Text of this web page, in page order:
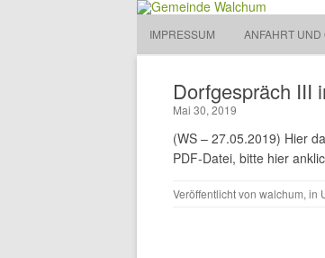
Gemeinde Walchum
IMPRESSUM ANFAHRT UND
Dorfgespräch III
Mai 30, 2019
(WS – 27.05.2019) Hier
PDF-Datei, bitte hier
Veröffentlicht von walchum, in